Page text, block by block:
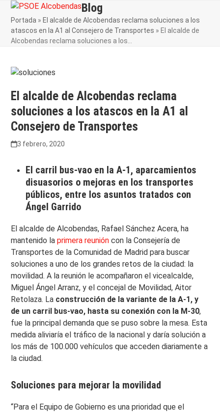
Skip
content
Open
mobile
menu
Close
mobile
menu
Blog
Portada » El alcalde de Alcobendas reclama soluciones a los
atascos en la A1 al Consejero de Transportes » El alcalde de
Alcobendas reclama soluciones a los…
El alcalde de Alcobendas reclama
soluciones a los atascos en la A1 al
Consejero de Transportes
3 febrero, 2020
El carril bus-vao en la A-1, aparcamientos
disuasorios o mejoras en los transportes
públicos, entre los asuntos tratados con
Ángel Garrido
El alcalde de Alcobendas, Rafael Sánchez Acera, ha
mantenido laprimera reunión con la Consejería de
Transportes de la Comunidad de Madrid para buscar
soluciones a uno de los grandes retos de la ciudad: la
movilidad. A la reunión le acompañaron el vicealcalde,
Miguel Ángel Arranz, y el concejal de Movilidad, Aitor
Retolaza. La construcción de la variante de la A-1, y
de un carril bus-vao, hasta su conexión con la M-30,
fue la principal demanda que se puso sobre la mesa. Esta
medida aliviaría el tráfico de la nacional y daría solución a
los más de 100.000 vehículos que acceden diariamente a
la ciudad.
Soluciones para mejorar la movilidad
“Para el Equipo de Gobierno es una prioridad que el